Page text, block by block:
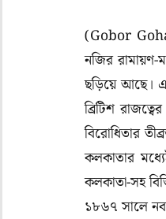
(Gobor Goha)
নজির রামায়ণ-
ছড়িয়ে আছে।
ব্রিটিশ
বিরোধিতার
কলকাতার
কলকাতা-সহ
১৮৬৭ সালে